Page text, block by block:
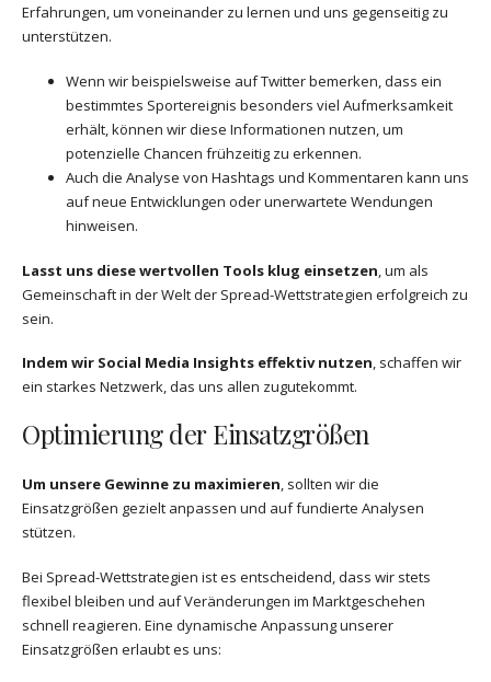
Erfahrungen, um voneinander zu lernen und uns gegenseitig zu
unterstützen.
Wenn wir beispielsweise auf Twitter bemerken, dass ein
bestimmtes Sportereignis besonders viel Aufmerksamkeit
erhält, können wir diese Informationen nutzen, um
potenzielle Chancen frühzeitig zu erkennen.
Auch die Analyse von Hashtags und Kommentaren kann uns
auf neue Entwicklungen oder unerwartete Wendungen
hinweisen.
Lasst uns diese wertvollen Tools klug einsetzen, um als
Gemeinschaft in der Welt der Spread-Wettstrategien erfolgreich zu
sein.
Indem wir Social Media Insights effektiv nutzen, schaffen wir
ein starkes Netzwerk, das uns allen zugutekommt.
Optimierung der Einsatzgrößen
Um unsere Gewinne zu maximieren, sollten wir die
Einsatzgrößen gezielt anpassen und auf fundierte Analysen
stützen.
Bei Spread-Wettstrategien ist es entscheidend, dass wir stets
flexibel bleiben und auf Veränderungen im Marktgeschehen
schnell reagieren. Eine dynamische Anpassung unserer
Einsatzgrößen erlaubt es uns: